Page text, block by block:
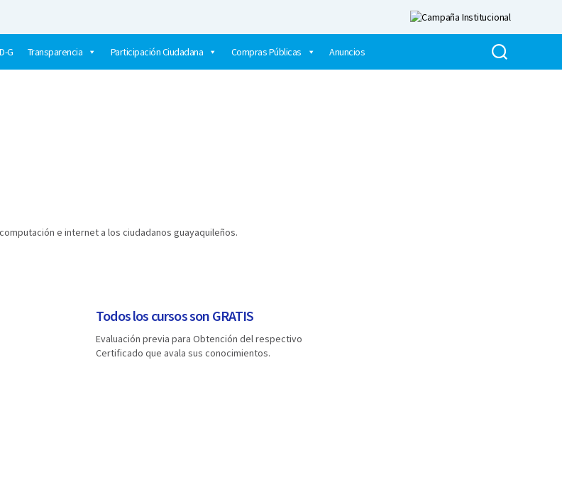
G Transparencia Participación Ciudadana Compras Públicas Anuncios
e internet a los ciudadanos guayaquileños.
Todos los cursos son GRATIS
Evaluación previa para Obtención del respectivo
Certificado que avala sus conocimientos.